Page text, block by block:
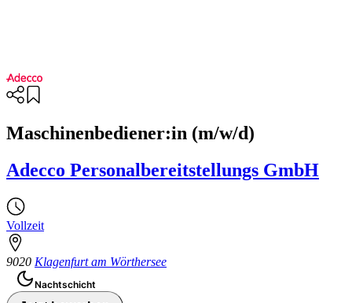
Maschinenbediener:in (m/w/d)
Adecco Personalbereitstellungs GmbH
Vollzeit
9020 Klagenfurt am Wörthersee
Nachtschicht